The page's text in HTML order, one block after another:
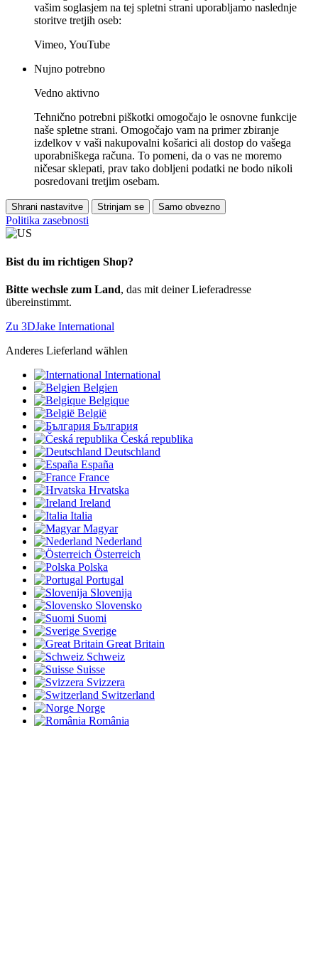
vašim soglasjem na tej spletni strani uporabljamo naslednje
storitve tretjih oseb:
Vimeo, YouTube
Nujno potrebno
Vedno aktivno
Tehnično potrebni piškotki omogočajo le osnovne funkcije
naše spletne strani. Omogočajo vam na primer zbiranje
izdelkov v vaši nakupovalni košarici ali dostop do vašega
uporabniškega računa. To pomeni, da o vas ne moremo
ničesar sklepati, prav tako dobljeni podatki ne bodo nikoli
posredovani tretjim osebam.
Shrani nastavitve Strinjam se Samo obvezno
Politika zasebnosti
Bist du im richtigen Shop?
Bitte wechsle zum Land, das mit deiner Lieferadresse
übereinstimmt.
Zu 3DJake International
Anderes Lieferland wählen
International
Belgien
Belgique
België
България
Česká republika
Deutschland
España
France
Hrvatska
Ireland
Italia
Magyar
Nederland
Österreich
Polska
Portugal
Slovenija
Slovensko
Suomi
Sverige
Great Britain
Schweiz
Suisse
Svizzera
Switzerland
Norge
România